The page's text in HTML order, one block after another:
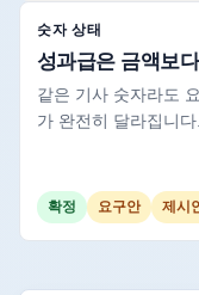
숫자 상태
성과급은 금액보
같은 기사 숫자라도
가 완전히 달라집니다.
확정 요구안 제시